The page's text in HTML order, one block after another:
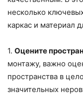
несколько
каркас и материал
1. Оцените
монтажу, важно
пространства в
значительных